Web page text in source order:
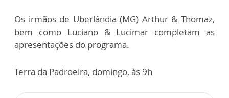
Os irmãos de Uberlândia (MG) Arthur & Thomaz,
bem como Luciano & Lucimar completam as
apresentações do programa.
Terra da Padroeira, domingo, às 9h